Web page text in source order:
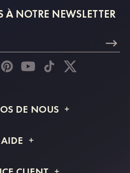
À NOTRE NEWSLETTER
DE NOUS
Livraison
AIDE